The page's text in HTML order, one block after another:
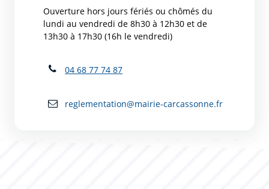
Ouverture hors jours fériés ou chômés du
lundi au vendredi de 8h30 à 12h30 et de
13h30 à 17h30 (16h le vendredi)
04 68 77 74 87
reglementation@mairie-carcassonne.fr